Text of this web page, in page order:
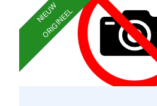
NIEUW
ORIGINEEL